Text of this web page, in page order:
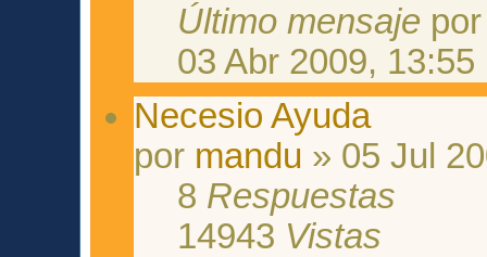
Último mensaje
03 Abr 2009, 13:55
Necesio Ayuda
por mandu » 05 Jul
8 Respuestas
14943 Vistas